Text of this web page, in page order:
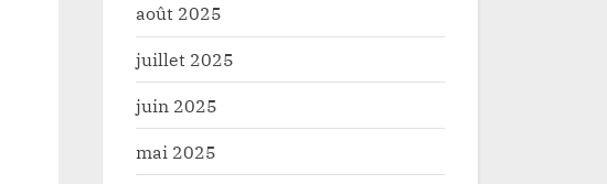
août 2025
juillet 2025
juin 2025
mai 2025